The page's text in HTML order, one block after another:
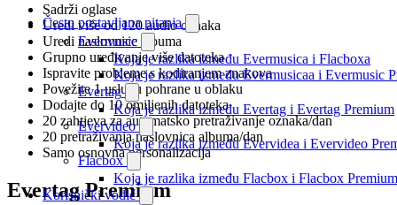
Često postavljana pitanja
Evermusic
Koja je razlika između Evermusica i Flacboxa
Koja je razlika između Evermusicaa i Evermusic
Evertag
Koja je razlika između Evertag i Evertag Premium
Evervideo
Koja je razlika između Evervidea i Evervideo
Flacbox
Koja je razlika između Flacbox i Flacbox
Korisnički vodič
Sadrži oglase
Uredi više od 120 audio oznaka
Uredi naslovnice albuma
Grupno uređivanje više datoteka
Ispravite probleme s kodiranjem znakova
Povežite 1 uslugu pohrane u oblaku
Dodajte do 10 omiljenih datoteka
20 zahtjeva za automatsko pretraživanje oznaka/dan
20 pretraživanja naslovnica albuma/dan
Samo osnovna personalizacija
Evertag Premium